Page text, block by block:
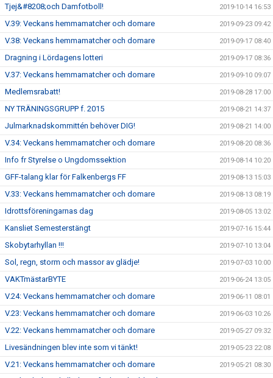
Tjej&#8208;och Damfotboll! 2019-10-14 16:53
V.39: Veckans hemmamatcher och domare 2019-09-23 09:42
V.38: Veckans hemmamatcher och domare 2019-09-17 08:40
Dragning i Lördagens lotteri 2019-09-17 08:36
V.37: Veckans hemmamatcher och domare 2019-09-10 09:07
Medlemsrabatt! 2019-08-28 17:00
NY TRÄNINGSGRUPP f. 2015 2019-08-21 14:37
Julmarknadskommittén behöver DIG! 2019-08-21 14:00
V.34: Veckans hemmamatcher och domare 2019-08-20 08:36
Info fr Styrelse o Ungdomssektion 2019-08-14 10:20
GFF-talang klar för Falkenbergs FF 2019-08-13 15:03
V.33: Veckans hemmamatcher och domare 2019-08-13 08:19
Idrottsföreningarnas dag 2019-08-05 13:02
Kansliet Semesterstängt 2019-07-16 15:44
Skobytarhyllan !!! 2019-07-10 13:04
Sol, regn, storm och massor av glädje! 2019-07-03 10:00
VAKTmästarBYTE 2019-06-24 13:05
V.24: Veckans hemmamatcher och domare 2019-06-11 08:01
V.23: Veckans hemmamatcher och domare 2019-06-03 10:26
V.22: Veckans hemmamatcher och domare 2019-05-27 09:32
Livesändningen blev inte som vi tänkt! 2019-05-23 22:08
V.21: Veckans hemmamatcher och domare 2019-05-21 08:30